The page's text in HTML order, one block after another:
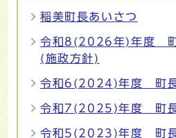
稲美町長あいさつ
令和8(2026年)年度 町
(施政方針)
令和6(2024)年度 町長
令和7(2025)年度 町長
令和5(2023)年度 町長